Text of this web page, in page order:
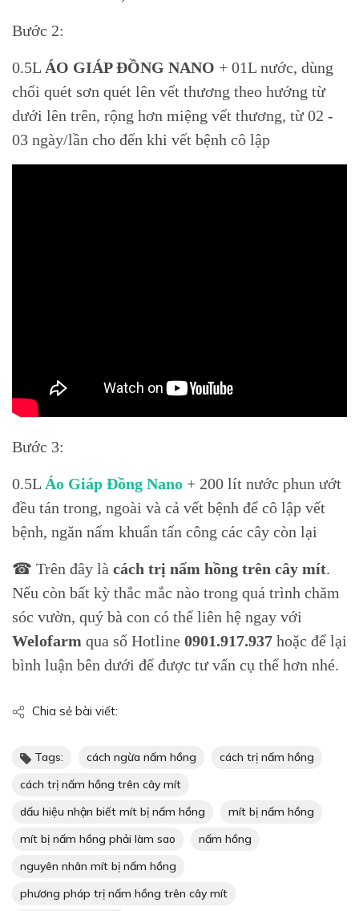
Bước 2:
0.5L ÁO GIÁP ĐỒNG NANO + 01L nước, dùng
chổi quét sơn quét lên vết thương theo hướng từ
dưới lên trên, rộng hơn miệng vết thương, từ 02 -
03 ngày/lần cho đến khi vết bệnh cô lập
Bước 3:
0.5L Áo Giáp Đồng Nano + 200 lít nước phun ướt
đều tán trong, ngoài và cả vết bệnh để cô lập vết
bệnh, ngăn nấm khuẩn tấn công các cây còn lại
☎ Trên đây là cách trị nấm hồng trên cây mít.
Nếu còn bất kỳ thắc mắc nào trong quá trình chăm
sóc vườn, quý bà con có thể liên hệ ngay với
Welofarm qua số Hotline 0901.917.937 hoặc để lại
bình luận bên dưới để được tư vấn cụ thể hơn nhé.
Chia sẻ bài viết:
Tags: cách ngừa nấm hồng
cách trị nấm hồng
cách trị nấm hồng trên cây mít
dấu hiệu nhận biết mít bị nấm hồng
mít bị nấm hồng
mít bị nấm hồng phải làm sao
nấm hồng
nguyên nhân mít bị nấm hồng
phương pháp trị nấm hồng trên cây mít